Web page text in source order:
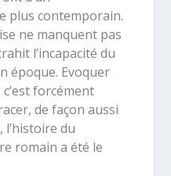
plus contemporain.
ne manquent pas
l’incapacité du
époque. Evoquer
forcément
de façon aussi
du
romain a été le